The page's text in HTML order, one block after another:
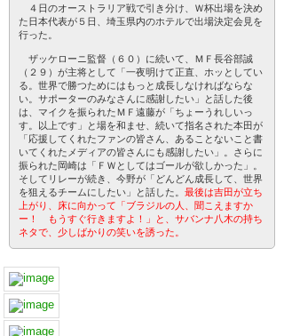
４日のオーストラリア戦で引き分け、Ｗ杯出場を決め
た日本代表が５日、埼玉県内のホテルで出場決定会見を
行った。
ザッケローニ監督（６０）に続いて、ＭＦ長谷部誠
（２９）が主将として「一夜明けて正直、ホッとしてい
る。世界で勝つためにはもっと成長しなければならな
い。サポーターのみなさんに感謝したい」と話した後
は、マイクを振られたＭＦ遠藤が「ちょーうれしいっ
す。以上です」と場を和ませ、続いて指名された本田が
「応援してくれたファンの皆さん、あることないこと書
いてくれたメディアの皆さんにも感謝したい」。さらに
振られた岡崎は「ＦＷとしてはゴールが欲しかった」。
そしてリレーが続き、今野が「どんどん成長して、世界
を狙えるチームにしたい」と話した。 最後は吉田が立ち
上がり、床に向かって「ブラジルの人、聞こえますか
ー！ もうすぐ行きますよ！」と、サバンナ八木の持ち
ネタで、少しばかりの笑いを誘った。